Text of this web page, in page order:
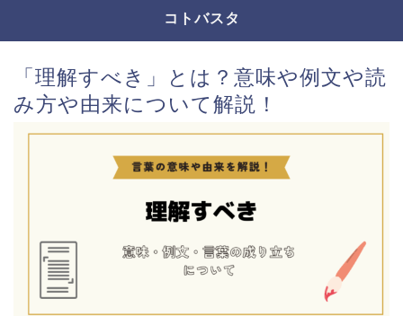
コトバスタ
「理解すべき」とは？意味や例文や読
み方や由来について解説！